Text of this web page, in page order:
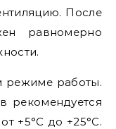
После
равномерно
режиме работы.
рекомендуется
+5°C до +25°C.